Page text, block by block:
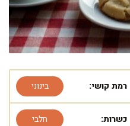
רמת קושי: בינוני
כשרות: חלבי